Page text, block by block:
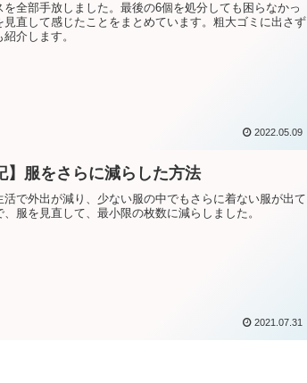
を全部手放しました。最後の6個を処分しても困らなかっ
見直して感じたことをまとめています。粗大ゴミに出さず
介します。
2022.05.09
】服をさらに減らした方法
活で外出が減り、少ない服の中でもさらに着ない服が出て
、服を見直して、最小限の枚数に減らしました。
2021.07.31